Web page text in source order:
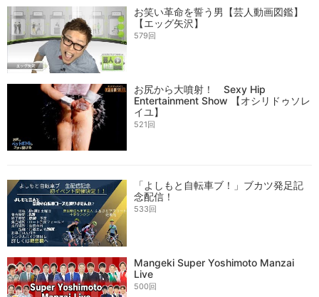
お笑い革命を誓う男【芸人動画図鑑】
【エッグ矢沢】
579回
お尻から大噴射！ Sexy Hip
Entertainment Show 【オシリドゥソレ
イユ】
521回
「よしもと自転車ブ！」ブカツ発足記
念配信！
533回
Mangeki Super Yoshimoto Manzai
Live
500回